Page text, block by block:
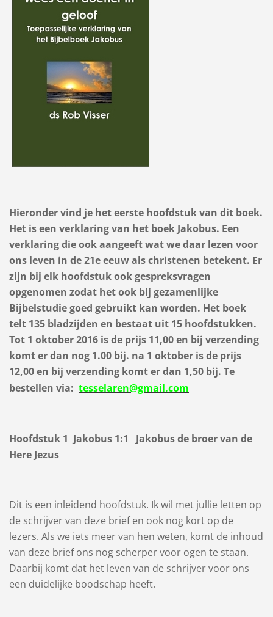
Hieronder vind je het eerste hoofdstuk van dit boek.
Het is een verklaring van het boek Jakobus. Een
verklaring die ook aangeeft wat we daar lezen voor
ons leven in de 21e eeuw als christenen betekent. Er
zijn bij elk hoofdstuk ook gespreksvragen
opgenomen zodat het ook bij gezamenlijke
Bijbelstudie goed gebruikt kan worden. Het boek
telt 135 bladzijden en bestaat uit 15 hoofdstukken.
Tot 1 oktober 2016 is de prijs 11,00 en bij verzending
komt er dan nog 1.00 bij. na 1 oktober is de prijs
12,00 en bij verzending komt er dan 1,50 bij. Te
bestellen via: tesselaren@gmail.com
Hoofdstuk 1 Jakobus 1:1 Jakobus de broer van de
Here Jezus
Dit is een inleidend hoofdstuk. Ik wil met jullie letten op
de schrijver van deze brief en ook nog kort op de
lezers. Als we iets meer van hen weten, komt de inhoud
van deze brief ons nog scherper voor ogen te staan.
Daarbij komt dat het leven van de schrijver voor ons
een duidelijke boodschap heeft.